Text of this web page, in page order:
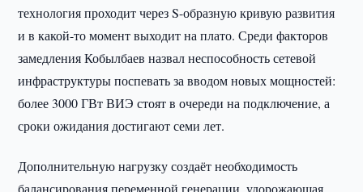
технология проходит через S-образную кривую развития
и в какой-то момент выходит на плато. Среди факторов
замедления Кобылбаев назвал неспособность сетевой
инфраструктуры поспевать за вводом новых мощностей:
более 3000 ГВт ВИЭ стоят в очереди на подключение, а
сроки ожидания достигают семи лет.
Дополнительную нагрузку создаёт необходимость
балансирования переменной генерации, удорожающая